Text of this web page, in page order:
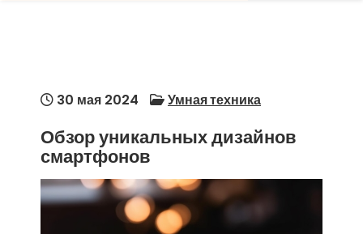
30 мая 2024 Умная техника
Обзор уникальных дизайнов
смартфонов